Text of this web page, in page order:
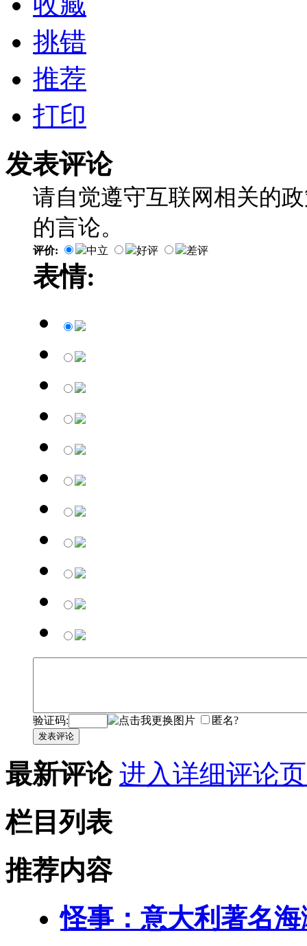
挑错
推荐
打印
发表评论
请自觉遵守互联网相关的
的言论。
评价: 中立 好评 差评
表情:
验证码: 匿名?
发表评论
最新评论 进入详细评论
栏目列表
推荐内容
怪事：意大利著名